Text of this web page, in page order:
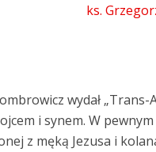
ks.
wydał
i synem. W
z męką Jezusa i